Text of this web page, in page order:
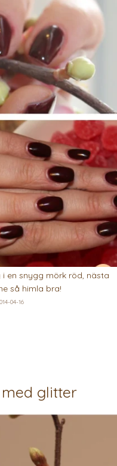
en snygg mörk röd, nästa
så himla bra!
04-16
glitter